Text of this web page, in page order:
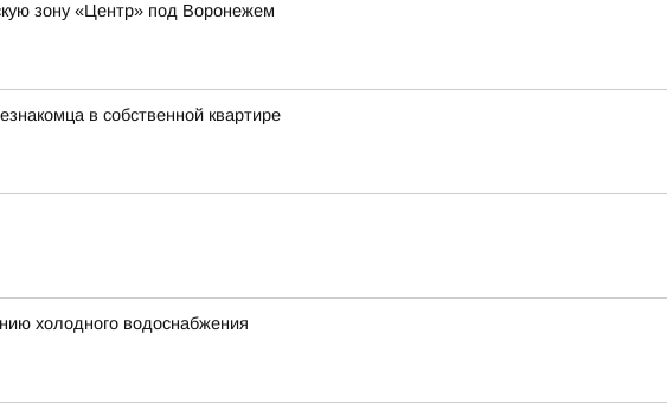
зону «Центр» под Воронежем
в собственной квартире
холодного водоснабжения